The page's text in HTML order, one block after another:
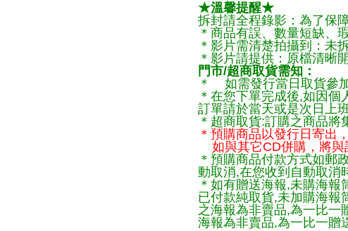
★溫馨提醒★
拆封請全程錄影：為了保
＊商品有誤、數量短缺、
＊影片需清楚拍攝到：未
＊影片請提供：原檔清晰
門市/超商取貨需知：
＊ 如需發行當日取貨參
＊在您下單完成後,如因
訂單請於當天或是次日上
＊超商取貨:訂購之商品
＊預購商品以發行日寄出
如與其它CD併購，將與
＊預購商品付款方式如郵
動取消,在您收到自動取消
＊如有贈送海報,未購海
已付款純取貨,未加購海報
之海報為非賣品,為一比一
海報為非賣品,為一比一贈